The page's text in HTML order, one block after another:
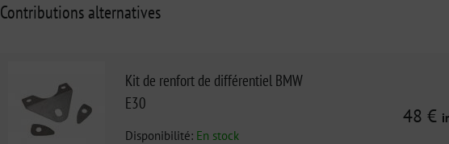
Contributions alternatives
Kit de renfort de différentiel BMW
E30
Disponibilité: En stock
48 €